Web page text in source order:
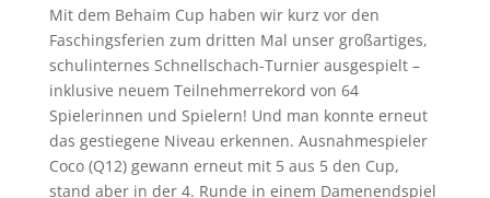
Mit dem Behaim Cup haben wir kurz vor den
Faschingsferien zum dritten Mal unser großartiges,
schulinternes Schnellschach-Turnier ausgespielt –
inklusive neuem Teilnehmerrekord von 64
Spielerinnen und Spielern! Und man konnte erneut
das gestiegene Niveau erkennen. Ausnahmespieler
Coco (Q12) gewann erneut mit 5 aus 5 den Cup,
stand aber in der 4. Runde in einem Damenendspiel